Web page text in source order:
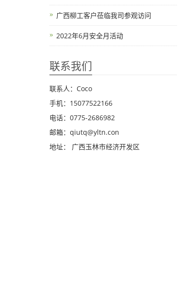
广西柳工客户莅临我司参观访问
2022年6月安全月活动
联系我们
联系人：Coco
手机：15077522166
电话：0775-2686982
邮箱：qiutq@yltn.con
地址： 广西玉林市经济开发区